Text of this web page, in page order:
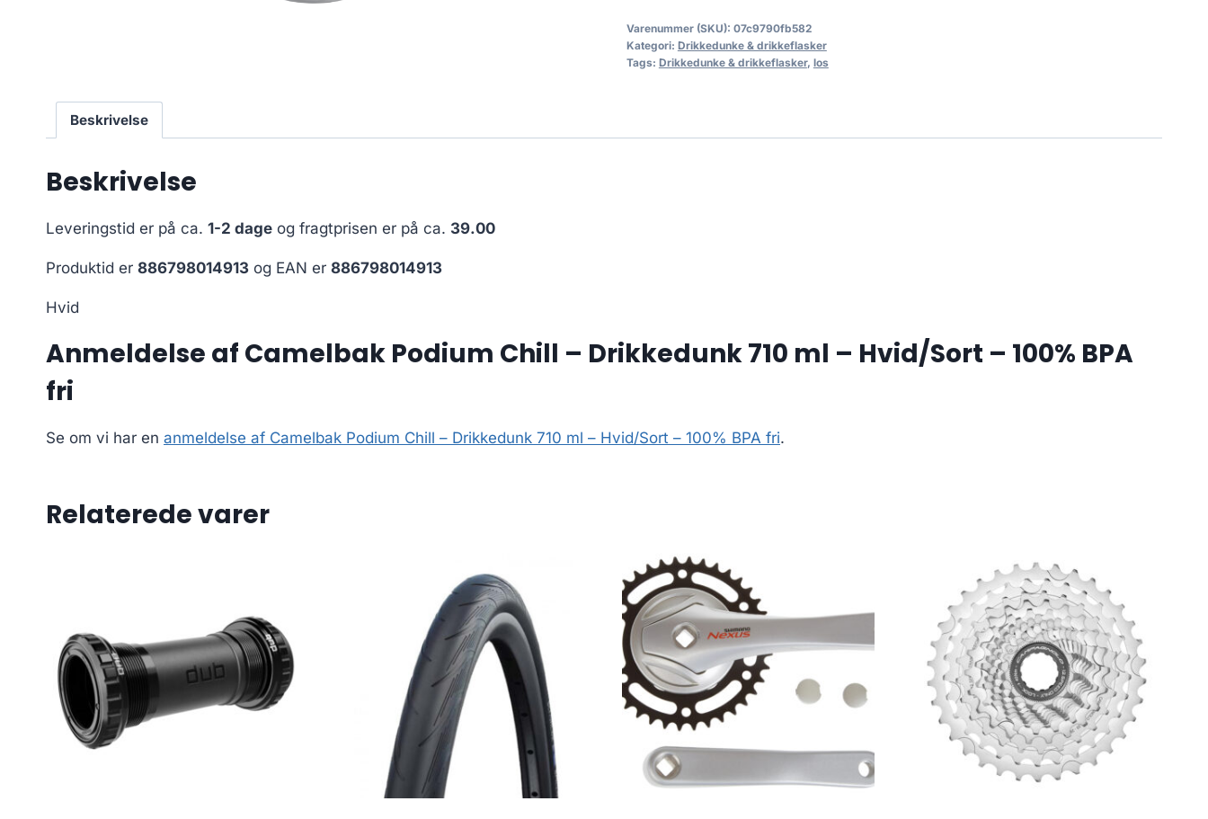
Varenummer (SKU): 07c9790fb582
Kategori: Drikkedunke & drikkeflasker
Tags: Drikkedunke & drikkeflasker, los
Beskrivelse
Beskrivelse
Leveringstid er på ca. 1-2 dage og fragtprisen er på ca. 39.00
Produktid er 886798014913 og EAN er 886798014913
Hvid
Anmeldelse af Camelbak Podium Chill – Drikkedunk 710 ml – Hvid/Sort – 100% BPA
fri
Se om vi har en anmeldelse af Camelbak Podium Chill – Drikkedunk 710 ml – Hvid/Sort – 100% BPA fri.
Relaterede varer